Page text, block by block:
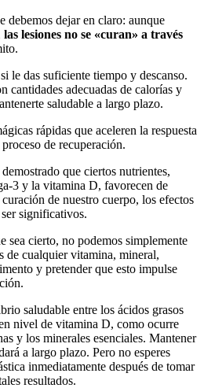
debemos dejar en claro: aunque
las lesiones no se «curan» a través
le das suficiente tiempo y descanso.
cantidades adecuadas de calorías y
saludable a largo plazo.
rápidas que aceleren la respuesta
de recuperación.
que ciertos nutrientes,
3 y la vitamina D, favorecen de
de nuestro cuerpo, los efectos
significativos.
sea cierto, no podemos simplemente
de cualquier vitamina, mineral,
y pretender que esto impulse
saludable entre los ácidos grasos
nivel de vitamina D, como ocurre
y los minerales esenciales. Mantener
a largo plazo. Pero no esperes
inmediatamente después de tomar
resultados.